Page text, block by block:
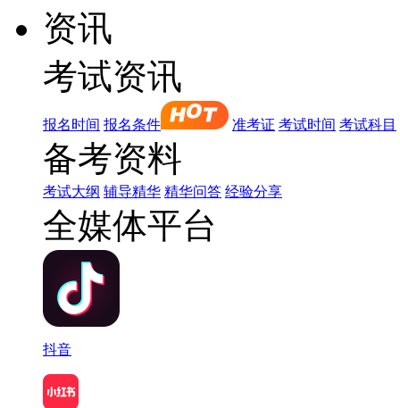
资讯
考试资讯
报名时间 报名条件 准考证 考试时间 考试科目
备考资料
考试大纲 辅导精华 精华问答 经验分享
全媒体平台
抖音